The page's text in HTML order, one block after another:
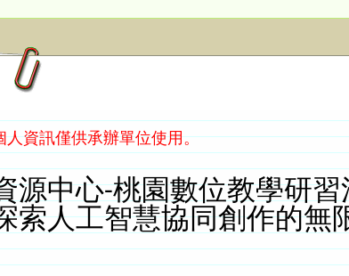
資訊僅供承辦單位使用。
源中心-桃園數位教學研習
索人工智慧協同創作的無